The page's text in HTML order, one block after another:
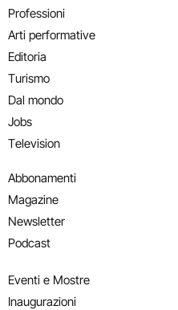
Professioni
Arti performative
Editoria
Turismo
Dal mondo
Jobs
Television
Abbonamenti
Magazine
Newsletter
Podcast
Eventi e Mostre
Inaugurazioni